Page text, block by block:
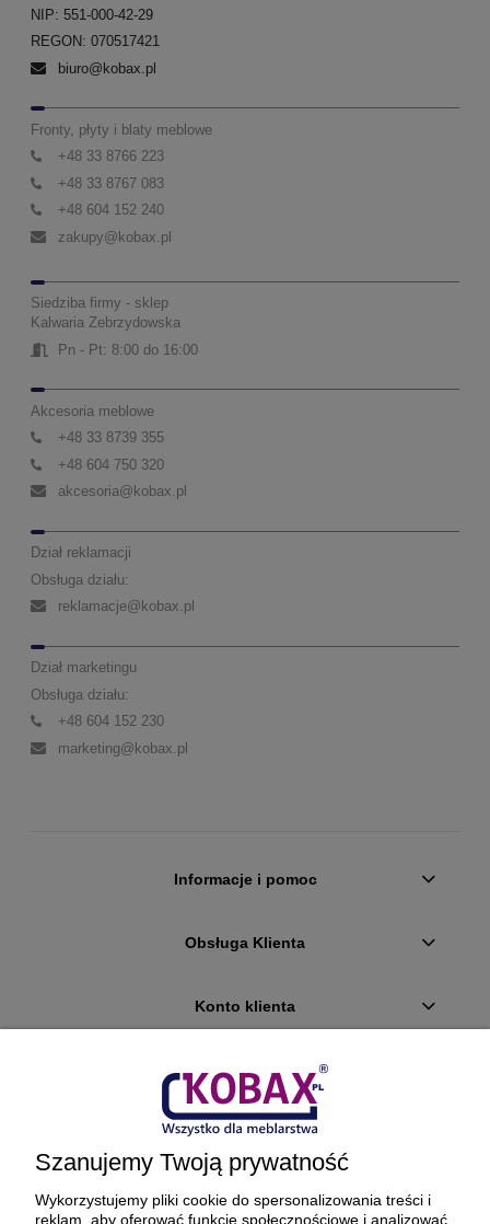
NIP: 551-000-42-29
REGON: 070517421
biuro@kobax.pl
Fronty, płyty i blaty meblowe
+48 33 8766 223
+48 33 8767 083
+48 604 152 240
zakupy@kobax.pl
Siedziba firmy - sklep
Kalwaria Zebrzydowska
Pn - Pt: 8:00 do 16:00
Akcesoria meblowe
+48 33 8739 355
+48 604 750 320
akcesoria@kobax.pl
Dział reklamacji
Obsługa działu:
reklamacje@kobax.pl
Dział marketingu
Obsługa działu:
+48 604 152 230
marketing@kobax.pl
Informacje i pomoc
Obsługa Klienta
Konto klienta
Płatności i dostawa
Ciekawostki
O firmie
Szanujemy Twoją prywatność
Wykorzystujemy pliki cookie do spersonalizowania treści i
reklam, aby oferować funkcje społecznościowe i analizować